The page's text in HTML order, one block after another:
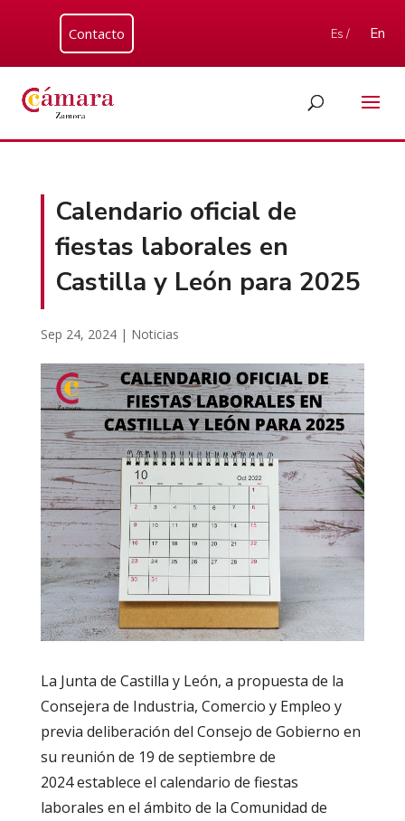
Contacto Es / En
Calendario oficial de
fiestas laborales en
Castilla y León para 2025
Sep 24, 2024| Noticias
La Junta de Castilla y León, a propuesta de la
Consejera de Industria, Comercio y Empleo y
previa deliberación del Consejo de Gobierno en
su reunión de 19 de septiembre de
2024 establece el calendario de fiestas
laborales en el ámbito de la Comunidad de